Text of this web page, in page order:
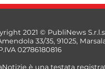
2021 © PubliNews
33/35, 91025,
02786180816
è una testata